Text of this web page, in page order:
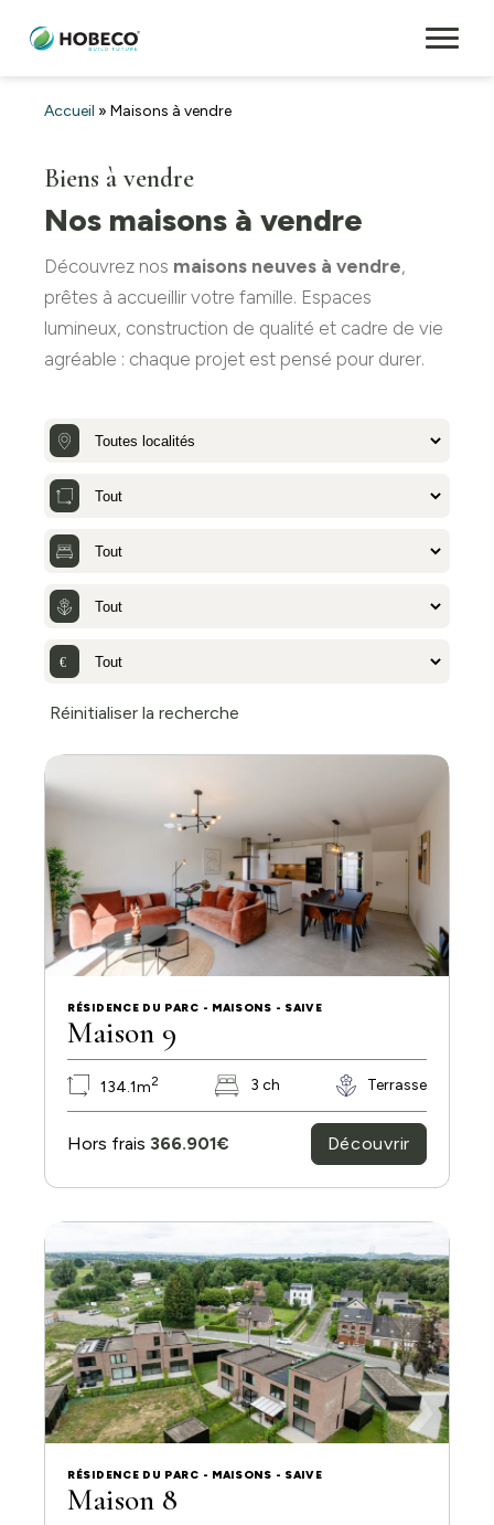
Accueil » Maisons à vendre
Biens à vendre
Nos maisons à vendre
Découvrez nos maisons neuves à vendre,
prêtes à accueillir votre famille. Espaces
lumineux, construction de qualité et cadre de vie
agréable : chaque projet est pensé pour durer.
Réinitialiser la recherche
RÉSIDENCE DU PARC - MAISONS - SAIVE
Maison 9
134.1m2 3 ch Terrasse
Hors frais 366.901€ Découvrir
RÉSIDENCE DU PARC - MAISONS - SAIVE
Maison 8